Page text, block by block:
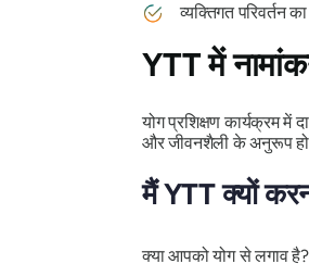
व्यक्तिगत परिवर्तन
YTT में
योग प्रशिक्षण कार्यक्रम
और जीवनशैली के अनुरूप
मैं YTT क्यों
क्या आपको योग से लगाव